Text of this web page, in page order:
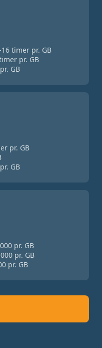
timer pr. GB
pr. GB
GB
pr. GB
GB
pr. GB
pr. GB
pr. GB